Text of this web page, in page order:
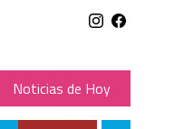
Noticias de Hoy